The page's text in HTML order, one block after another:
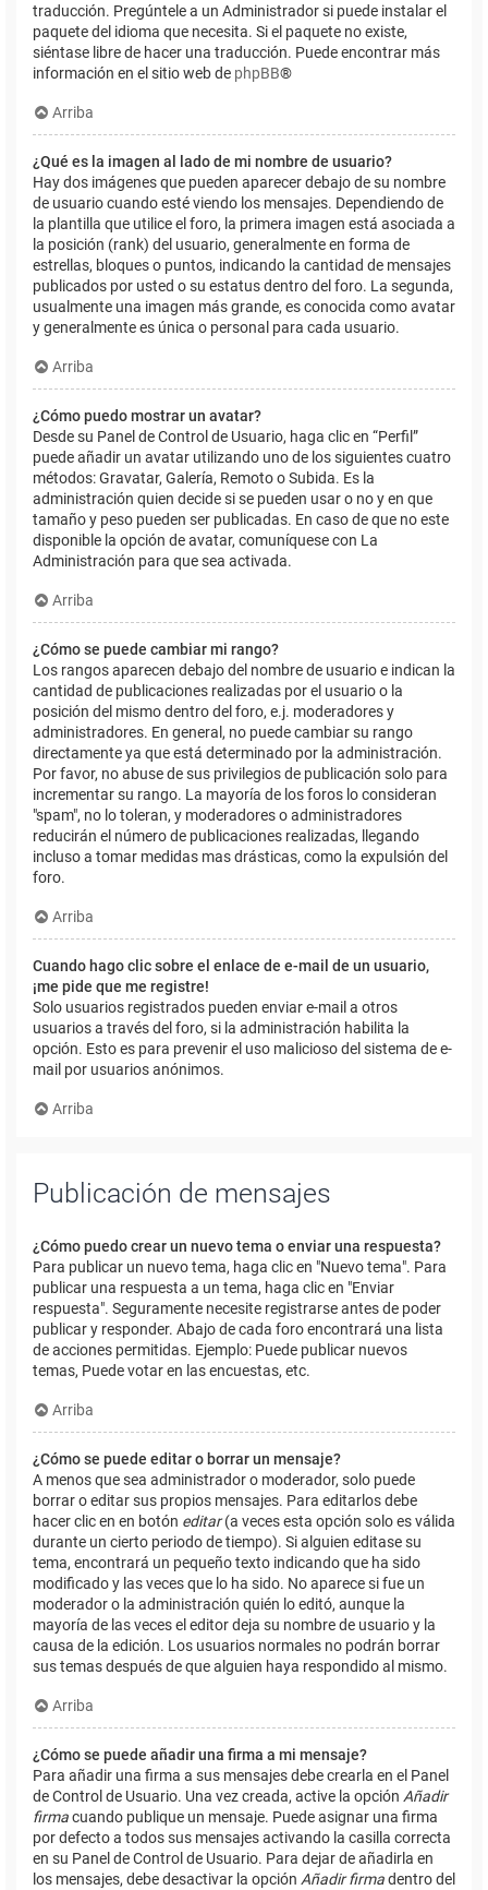
traducción. Pregúntele a un Administrador si puede instalar el
paquete del idioma que necesita. Si el paquete no existe,
siéntase libre de hacer una traducción. Puede encontrar más
información en el sitio web de phpBB®
Arriba
¿Qué es la imagen al lado de mi nombre de usuario?
Hay dos imágenes que pueden aparecer debajo de su nombre
de usuario cuando esté viendo los mensajes. Dependiendo de
la plantilla que utilice el foro, la primera imagen está asociada a
la posición (rank) del usuario, generalmente en forma de
estrellas, bloques o puntos, indicando la cantidad de mensajes
publicados por usted o su estatus dentro del foro. La segunda,
usualmente una imagen más grande, es conocida como avatar
y generalmente es única o personal para cada usuario.
Arriba
¿Cómo puedo mostrar un avatar?
Desde su Panel de Control de Usuario, haga clic en “Perfil”
puede añadir un avatar utilizando uno de los siguientes cuatro
métodos: Gravatar, Galería, Remoto o Subida. Es la
administración quien decide si se pueden usar o no y en que
tamaño y peso pueden ser publicadas. En caso de que no este
disponible la opción de avatar, comuníquese con La
Administración para que sea activada.
Arriba
¿Cómo se puede cambiar mi rango?
Los rangos aparecen debajo del nombre de usuario e indican la
cantidad de publicaciones realizadas por el usuario o la
posición del mismo dentro del foro, e.j. moderadores y
administradores. En general, no puede cambiar su rango
directamente ya que está determinado por la administración.
Por favor, no abuse de sus privilegios de publicación solo para
incrementar su rango. La mayoría de los foros lo consideran
"spam", no lo toleran, y moderadores o administradores
reducirán el número de publicaciones realizadas, llegando
incluso a tomar medidas mas drásticas, como la expulsión del
foro.
Arriba
Cuando hago clic sobre el enlace de e-mail de un usuario,
¡me pide que me registre!
Solo usuarios registrados pueden enviar e-mail a otros
usuarios a través del foro, si la administración habilita la
opción. Esto es para prevenir el uso malicioso del sistema de e-
mail por usuarios anónimos.
Arriba
Publicación de mensajes
¿Cómo puedo crear un nuevo tema o enviar una respuesta?
Para publicar un nuevo tema, haga clic en "Nuevo tema". Para
publicar una respuesta a un tema, haga clic en "Enviar
respuesta". Seguramente necesite registrarse antes de poder
publicar y responder. Abajo de cada foro encontrará una lista
de acciones permitidas. Ejemplo: Puede publicar nuevos
temas, Puede votar en las encuestas, etc.
Arriba
¿Cómo se puede editar o borrar un mensaje?
A menos que sea administrador o moderador, solo puede
borrar o editar sus propios mensajes. Para editarlos debe
hacer clic en en botón editar(a veces esta opción solo es válida
durante un cierto periodo de tiempo). Si alguien editase su
tema, encontrará un pequeño texto indicando que ha sido
modificado y las veces que lo ha sido. No aparece si fue un
moderador o la administración quién lo editó, aunque la
mayoría de las veces el editor deja su nombre de usuario y la
causa de la edición. Los usuarios normales no podrán borrar
sus temas después de que alguien haya respondido al mismo.
Arriba
¿Cómo se puede añadir una firma a mi mensaje?
Para añadir una firma a sus mensajes debe crearla en el Panel
de Control de Usuario. Una vez creada, active la opción Añadir
firmacuando publique un mensaje. Puede asignar una firma
por defecto a todos sus mensajes activando la casilla correcta
en su Panel de Control de Usuario. Para dejar de añadirla en
los mensajes, debe desactivar la opción Añadir firmadentro del